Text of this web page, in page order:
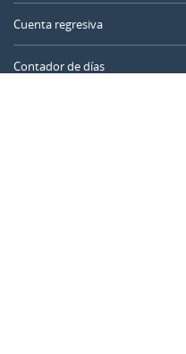
Cuenta regresiva
Contador de días